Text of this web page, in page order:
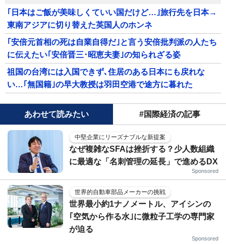
｢日本はご飯が美味しくていい国だけど…｣旅行先を日本→
東南アジアに切り替えた英国人のホンネ
｢安倍元首相の死は自業自得だ｣と言う安倍批判派の人たち
に伝えたい｢安倍晋三･昭恵夫妻｣の知られざる姿
祖国の台湾には入国できず､住居のある日本にも戻れな
い…｢無国籍｣の早大教授は羽田空港で途方に暮れた
あわせて読みたい #国際経済の記事
中堅企業にリーズナブルな新提案
なぜ複雑なSFAは挫折する？少人数組織
に最適な「名刺管理の延長」で進めるDX
Sponsored
世界的自動車部品メーカーの挑戦
世界最小約1ナノメートル、アイシンの
｢空気から作る水｣に微粒子工学の専門家
が迫る
Sponsored